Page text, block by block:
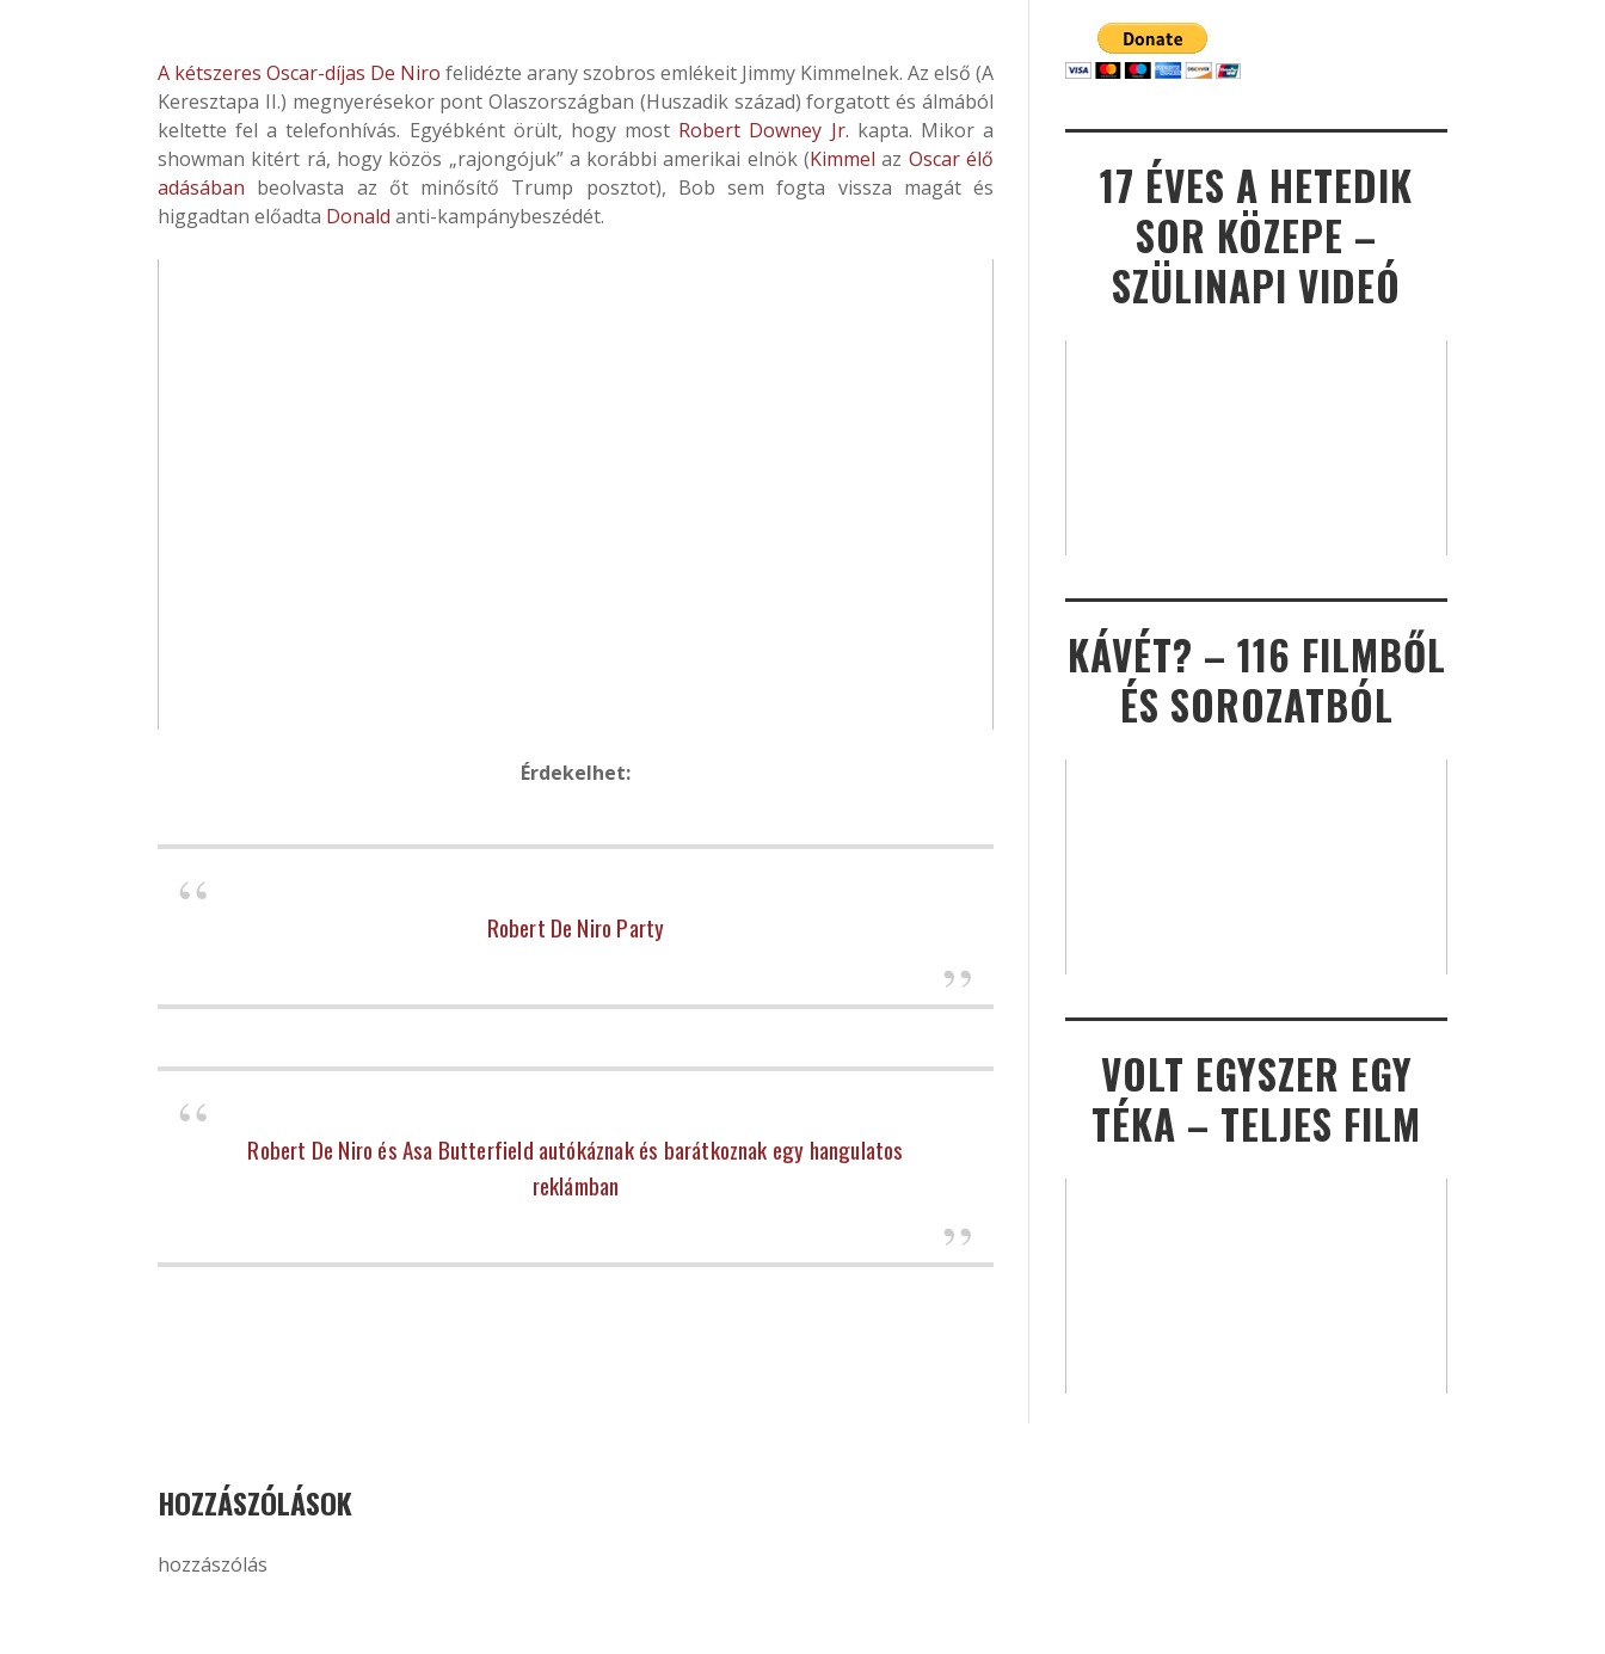
A kétszeres Oscar-díjas De Niro felidézte arany szobros emlékeit Jimmy Kimmelnek. Az első (A
Keresztapa II.) megnyerésekor pont Olaszországban (Huszadik század) forgatott és álmából
keltette fel a telefonhívás. Egyébként örült, hogy most Robert Downey Jr. kapta. Mikor a
showman kitért rá, hogy közös „rajongójuk” a korábbi amerikai elnök (Kimmel az Oscar élő
adásában beolvasta az őt minősítő Trump posztot), Bob sem fogta vissza magát és
higgadtan előadta Donald anti-kampánybeszédét.
Érdekelhet:
Robert De Niro Party
Robert De Niro és Asa Butterfield autókáznak és barátkoznak egy hangulatos
reklámban
HOZZÁSZÓLÁSOK
hozzászólás
17 ÉVES A HETEDIK
SOR KÖZEPE –
SZÜLINAPI VIDEÓ
KÁVÉT? – 116 FILMBŐL
ÉS SOROZATBÓL
VOLT EGYSZER EGY
TÉKA – TELJES FILM